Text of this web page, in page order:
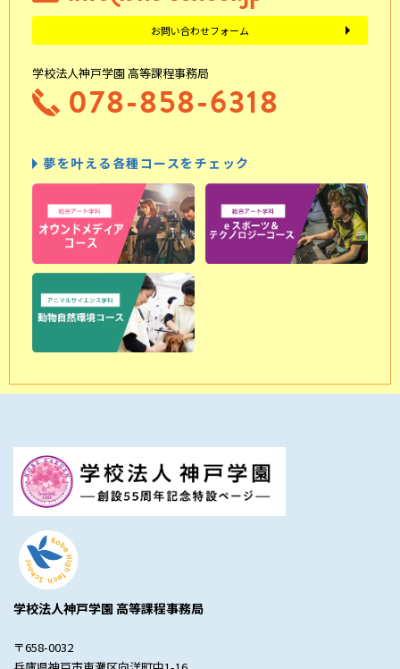
お問い合わせフォーム
学校法人神戸学園 高等課程事務局
078-858-6318
夢を叶える各種コースをチェック
学校法人神戸学園 高等課程事務局
〒658-0032